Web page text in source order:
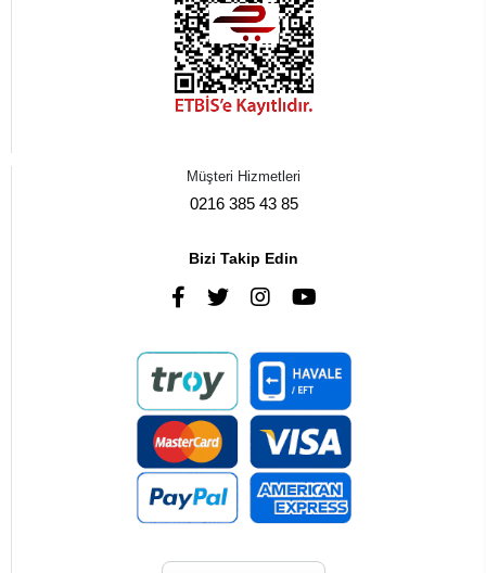
Müşteri Hizmetleri
0216 385 43 85
Bizi Takip Edin